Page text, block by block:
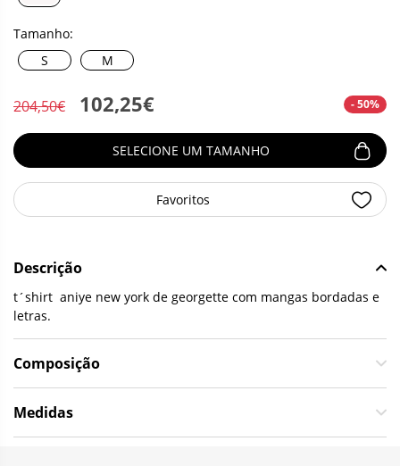
Tamanho:
S
M
204,50€ 102,25€ - 50%
SELECIONE UM TAMANHO
Favoritos
Descrição
t´shirt aniye new york de georgette com mangas bordadas e
letras.
Composição
Medidas